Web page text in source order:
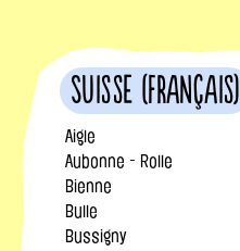
Suisse (français)
Aigle
Aubonne - Rolle
Bienne
Bulle
Bussigny